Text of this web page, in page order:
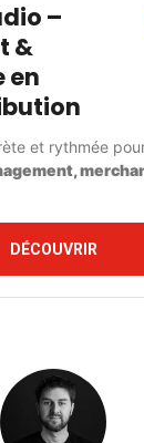
–
&
en
et rythmée
DÉCOUVRIR